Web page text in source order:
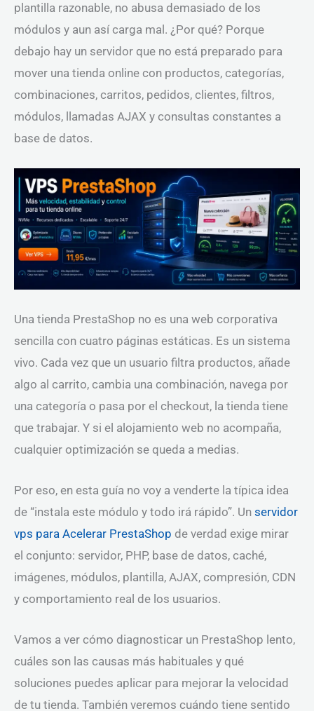
plantilla razonable, no abusa demasiado de los
módulos y aun así carga mal. ¿Por qué? Porque
debajo hay un servidor que no está preparado para
mover una tienda online con productos, categorías,
combinaciones, carritos, pedidos, clientes, filtros,
módulos, llamadas AJAX y consultas constantes a
base de datos.
Una tienda PrestaShop no es una web corporativa
sencilla con cuatro páginas estáticas. Es un sistema
vivo. Cada vez que un usuario filtra productos, añade
algo al carrito, cambia una combinación, navega por
una categoría o pasa por el checkout, la tienda tiene
que trabajar. Y si el alojamiento web no acompaña,
cualquier optimización se queda a medias.
Por eso, en esta guía no voy a venderte la típica idea
de “instala este módulo y todo irá rápido”. Un servidor
vps para Acelerar PrestaShop de verdad exige mirar
el conjunto: servidor, PHP, base de datos, caché,
imágenes, módulos, plantilla, AJAX, compresión, CDN
y comportamiento real de los usuarios.
Vamos a ver cómo diagnosticar un PrestaShop lento,
cuáles son las causas más habituales y qué
soluciones puedes aplicar para mejorar la velocidad
de tu tienda. También veremos cuándo tiene sentido